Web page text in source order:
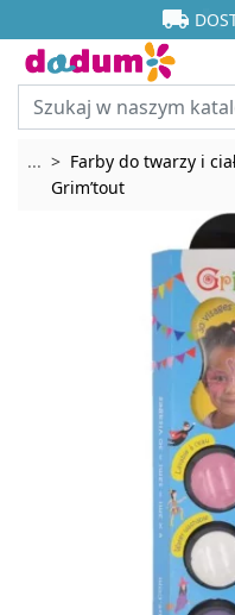



... Rozwiń breadcrumbs
Farby do twarzy i
Grim’tout